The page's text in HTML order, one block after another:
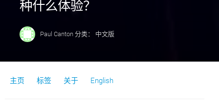
种什么体验？
Paul Canton 分类： 中文版
主页 标签 关于 English